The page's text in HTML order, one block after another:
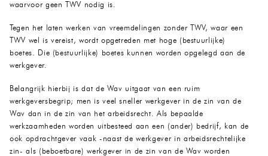
waarvoor geen TWV nodig is.
Tegen het laten werken van vreemdelingen zonder TWV, waar een
TWV wel is vereist, wordt opgetreden met hoge (bestuurlijke)
boetes. Die (bestuurlijke) boetes kunnen worden opgelegd aan de
werkgever.
Belangrijk hierbij is dat de Wav uitgaat van een ruim
werkgeversbegrip; men is veel sneller werkgever in de zin van de
Wav dan in de zin van het arbeidsrecht. Als bepaalde
werkzaamheden worden uitbesteed aan een (ander) bedrijf, kan de
ook opdrachtgever vaak -naast de werkgever in arbeidsrechtelijke
zin- als (beboetbare) werkgever in de zin van de Wav worden